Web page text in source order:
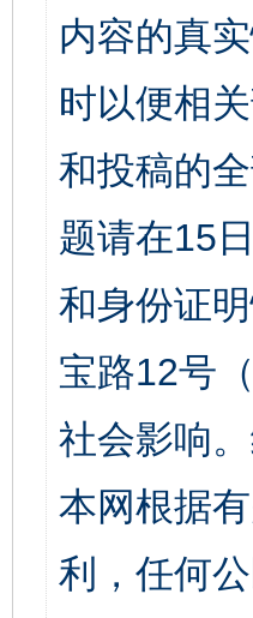
内容的真
时以便相
和投稿的
题请在15
和身份证
宝路12号
社会影响
本网根据
利，任何